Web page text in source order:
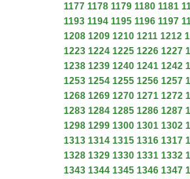
1177 1178 1179 1180 1181
1193 1194 1195 1196 1197
1208 1209 1210 1211 1212
1223 1224 1225 1226 1227
1238 1239 1240 1241 1242
1253 1254 1255 1256 1257
1268 1269 1270 1271 1272
1283 1284 1285 1286 1287
1298 1299 1300 1301 1302
1313 1314 1315 1316 1317
1328 1329 1330 1331 1332
1343 1344 1345 1346 1347